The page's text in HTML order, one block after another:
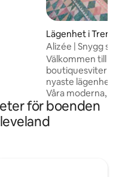
Lägenhet i
Alizée | Snygg
centrala CLE
Välkommen till
boutiquesviter
nyaste
Våra moderna,
sviter erbjuder
komfort och stil.
till tak är varje
för boenden